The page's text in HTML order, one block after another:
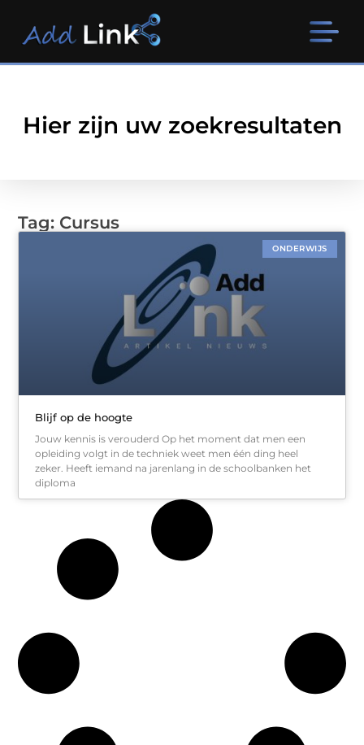
Hier zijn uw zoekresultaten
Tag: Cursus
ONDERWIJS
Blijf op de hoogte
Jouw kennis is verouderd Op het moment dat men een
opleiding volgt in de techniek weet men één ding heel
zeker. Heeft iemand na jarenlang in de schoolbanken het
diploma